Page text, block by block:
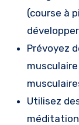
(course à
Prévoyez
Utilisez